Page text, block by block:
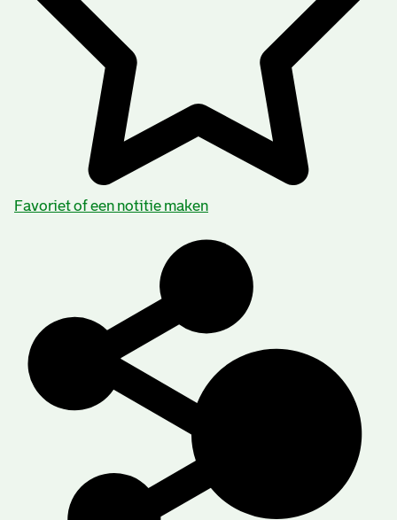
Favoriet of een notitie maken